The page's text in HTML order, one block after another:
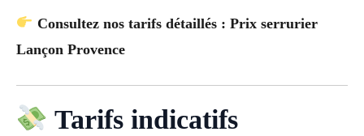
Consultez nos tarifs détaillés : Prix serrurier
Lançon Provence
Tarifs indicatifs